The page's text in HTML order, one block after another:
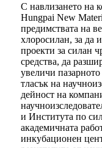
С навлизането на
Hungpai New
предимствата на
хлоросилан, за да
проекти за силан
средства, да
увеличи
тласък на
дейност на
и Института по
академичната
инкубационен